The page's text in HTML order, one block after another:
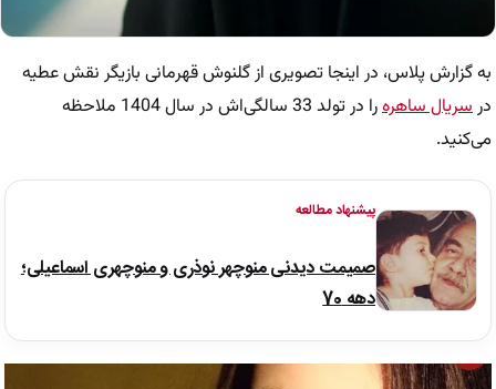
به گزارش پلاس، در اینجا تصویری از گلنوش قهرمانی بازیگر نقش عطیه
درسریال ساهره
را در تولد 33 سالگی‌اش در سال 1404 ملاحظه
می‌کنید.
پیشنهاد مطالعه
صمیمت دیدنی منوچهر نوذری و منوچهری اسماعیلی؛
دهه 70